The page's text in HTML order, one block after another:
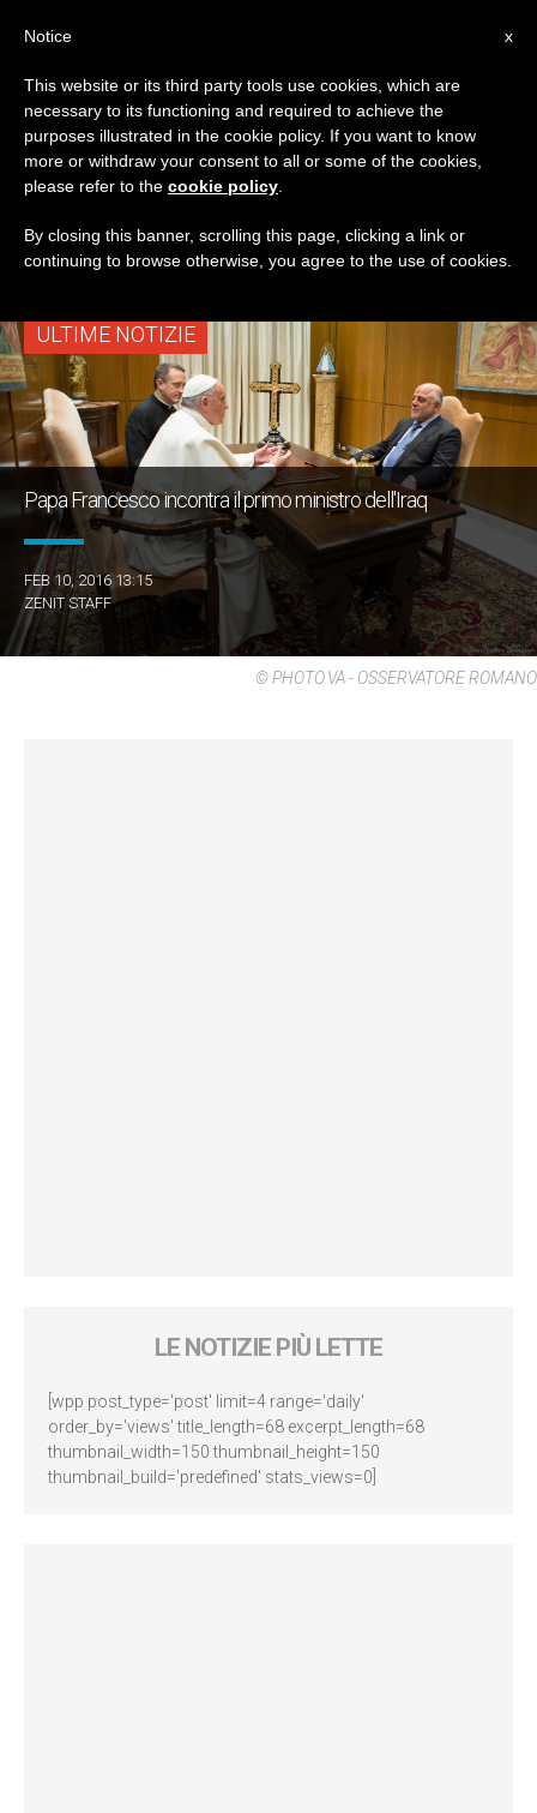
TAG
Posts Tagged ‘diritti
Umanic’
ULTIME NOTIZIE
Papa Francesco incontra il primo ministro dell'Iraq
FEB 10, 2016 13:15
ZENIT STAFF
© PHOTO.VA - OSSERVATORE ROMANO
LE NOTIZIE PIÙ LETTE
[wpp post_type='post' limit=4 range='daily'
order_by='views' title_length=68 excerpt_length=68
thumbnail_width=150 thumbnail_height=150
thumbnail_build='predefined' stats_views=0]
x
Notice
This website or its third party tools use cookies, which are
necessary to its functioning and required to achieve the
purposes illustrated in the cookie policy. If you want to know
more or withdraw your consent to all or some of the cookies,
please refer to the cookie policy
By closing this banner, scrolling this page, clicking a link or
continuing to browse otherwise, you agree to the use of cookies.